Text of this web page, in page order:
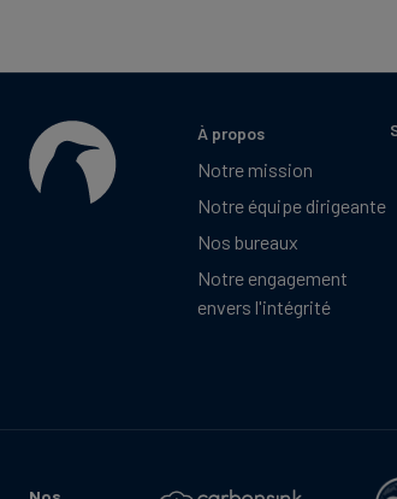
À propos
Notre mission
Notre équipe dirigeante
Nos bureaux
Notre engagement
envers l'intégrité